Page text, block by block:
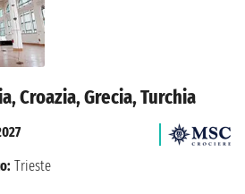
Croazia, Grecia, Turchia
Trieste